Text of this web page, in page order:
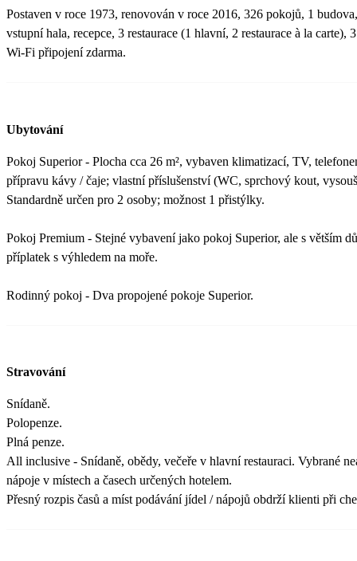
Postaven v roce 1973, renovován v roce 2016, 326 pokojů, 1
vstupní hala, recepce, 3 restaurace (1 hlavní, 2 restaurace à la carte),
Wi-Fi připojení zdarma.
Ubytování
Pokoj Superior - Plocha cca 26 m², vybaven klimatizací, TV,
přípravu kávy / čaje; vlastní příslušenství (WC, sprchový kout,
Standardně určen pro 2 osoby; možnost 1 přistýlky.
Pokoj Premium - Stejné vybavení jako pokoj Superior, ale s větším
příplatek s výhledem na moře.
Rodinný pokoj - Dva propojené pokoje Superior.
Stravování
Snídaně.
Polopenze.
Plná penze.
All inclusive - Snídaně, obědy, večeře v hlavní restauraci. Vybrané
nápoje v místech a časech určených hotelem.
Přesný rozpis časů a míst podávání jídel / nápojů obdrží klienti při